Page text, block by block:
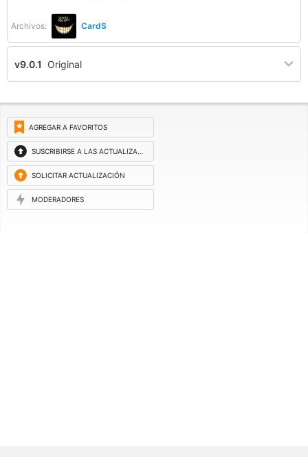
Archivos: CardS
v9.0.1 Original
AGREGAR A FAVORITOS
SUSCRIBIRSE A LAS ACTUALIZACIONES
SOLICITAR ACTUALIZACIÓN
MODERADORES